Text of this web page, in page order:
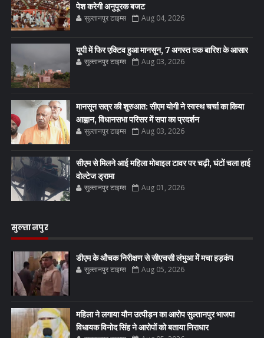
पेश करेगी अनुपूरक बजट
सुल्तानपुर टाइम्स Aug 04, 2026
यूपी में फिर एक्टिव हुआ मानसून, 7 अगस्त तक बारिश के आसार
सुल्तानपुर टाइम्स Aug 03, 2026
मानसून सत्र की शुरुआत: सीएम योगी ने स्वस्थ चर्चा का किया
आह्वान, विधानसभा परिसर में सपा का प्रदर्शन
सुल्तानपुर टाइम्स Aug 03, 2026
सीएम से मिलने आई महिला मोबाइल टावर पर चढ़ी, घंटों चला हाई
वोल्टेज ड्रामा
सुल्तानपुर टाइम्स Aug 01, 2026
सुल्तानपुर
डीएम के औचक निरीक्षण से सीएचसी लंभुआ में मचा हड़कंप
सुल्तानपुर टाइम्स Aug 05, 2026
महिला ने लगाया यौन उत्पीड़न का आरोप सुल्तानपुर भाजपा
विधायक विनोद सिंह ने आरोपों को बताया निराधार